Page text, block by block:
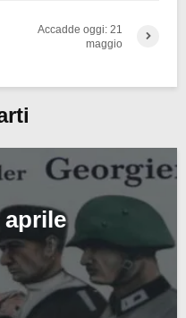
Accadde oggi: 21
maggio